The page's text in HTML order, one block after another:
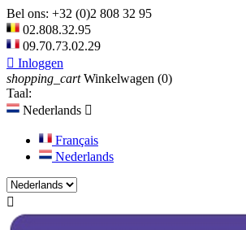
Bel ons: +32 (0)2 808 32 95
02.808.32.95
09.70.73.02.29
 Inloggen
shopping_cart Winkelwagen (0)
Taal:
Nederlands 
Français
Nederlands
